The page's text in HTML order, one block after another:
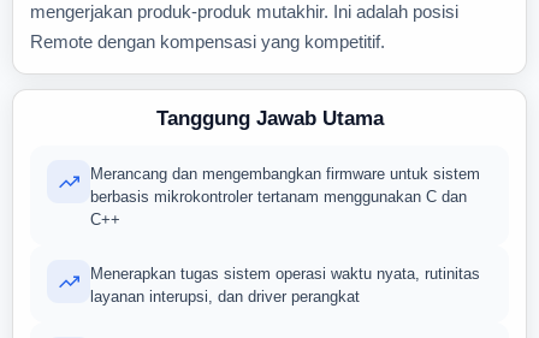
mengerjakan produk-produk mutakhir. Ini adalah posisi
Remote dengan kompensasi yang kompetitif.
Tanggung Jawab Utama
Merancang dan mengembangkan firmware untuk sistem
berbasis mikrokontroler tertanam menggunakan C dan
C++
Menerapkan tugas sistem operasi waktu nyata, rutinitas
layanan interupsi, dan driver perangkat